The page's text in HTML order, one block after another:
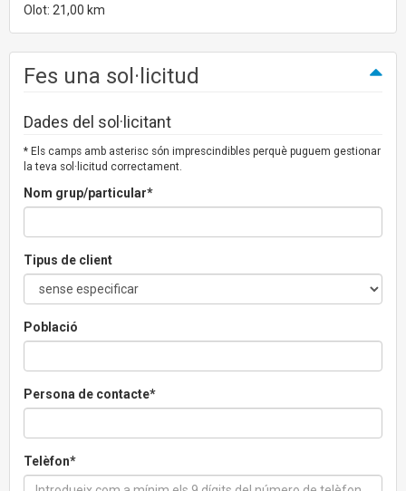
Olot: 21,00 km
Fes una sol·licitud
Dades del sol·licitant
* Els camps amb asterisc són imprescindibles perquè puguem gestionar
la teva sol·licitud correctament.
Nom grup/particular*
Tipus de client
Població
Persona de contacte*
Telèfon*